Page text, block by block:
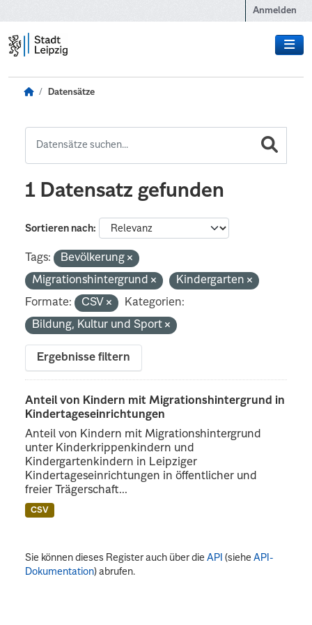
Anmelden
Datensätze
1 Datensatz gefunden
Sortieren nach
Tags:
Bevölkerung
Migrationshintergrund
Kindergarten
Formate:
CSV
Kategorien:
Bildung, Kultur und Sport
Ergebnisse filtern
Anteil von Kindern mit Migrationshintergrund in
Kindertageseinrichtungen
Anteil von Kindern mit Migrationshintergrund
unter Kinderkrippenkindern und
Kindergartenkindern in Leipziger
Kindertageseinrichtungen in öffentlicher und
freier Trägerschaft...
CSV
Sie können dieses Register auch über dieAPI (sieheAPI-
Dokumentation) abrufen.